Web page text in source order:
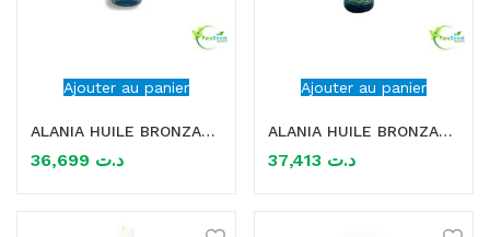
médical)
Ajouter au panier
ALANIA HUILE BRONZANTE MONOI 150ML
د.ت
Ajouter au panier
ALANIA HUILE BRONZANTE NEROLI 150ML
د.ت